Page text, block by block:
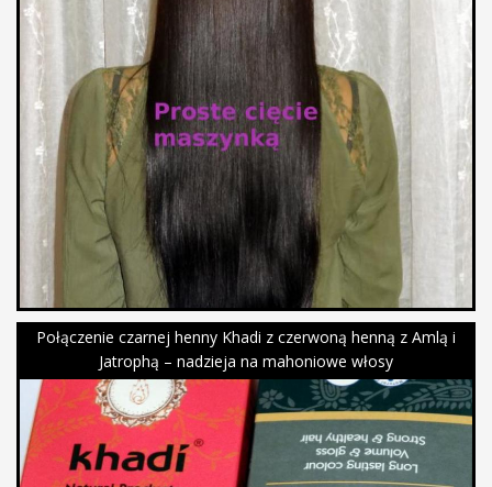
Połączenie czarnej henny Khadi z czerwoną henną z Amlą i
Jatrophą – nadzieja na mahoniowe włosy